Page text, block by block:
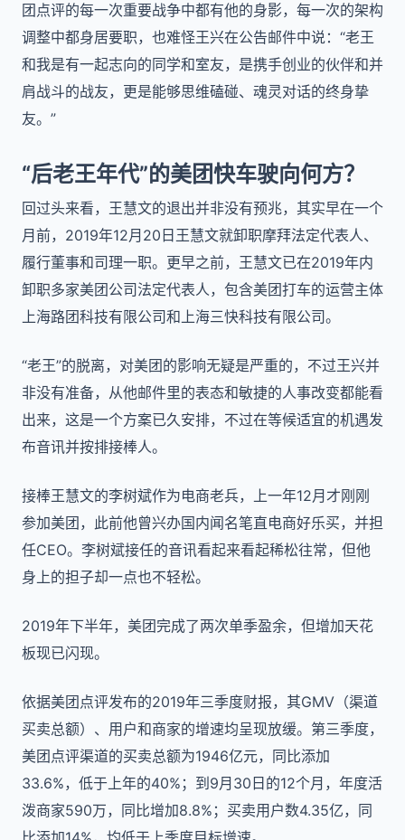
团点评的每一次重要战争中都有他的身影，每一次的架构
调整中都身居要职，也难怪王兴在公告邮件中说：“老王
和我是有一起志向的同学和室友，是携手创业的伙伴和并
肩战斗的战友，更是能够思维磕碰、魂灵对话的终身挚
友。”
“后老王年代”的美团快车驶向何方？
回过头来看，王慧文的退出并非没有预兆，其实早在一个
月前，2019年12月20日王慧文就卸职摩拜法定代表人、
履行董事和司理一职。更早之前，王慧文已在2019年内
卸职多家美团公司法定代表人，包含美团打车的运营主体
上海路团科技有限公司和上海三快科技有限公司。
“老王”的脱离，对美团的影响无疑是严重的，不过王兴并
非没有准备，从他邮件里的表态和敏捷的人事改变都能看
出来，这是一个方案已久安排，不过在等候适宜的机遇发
布音讯并按排接棒人。
接棒王慧文的李树斌作为电商老兵，上一年12月才刚刚
参加美团，此前他曾兴办国内闻名笔直电商好乐买，并担
任CEO。李树斌接任的音讯看起来看起稀松往常，但他
身上的担子却一点也不轻松。
2019年下半年，美团完成了两次单季盈余，但增加天花
板现已闪现。
依据美团点评发布的2019年三季度财报，其GMV（渠道
买卖总额）、用户和商家的增速均呈现放缓。第三季度，
美团点评渠道的买卖总额为1946亿元，同比添加
33.6%，低于上年的40%；到9月30日的12个月，年度活
泼商家590万，同比增加8.8%；买卖用户数4.35亿，同